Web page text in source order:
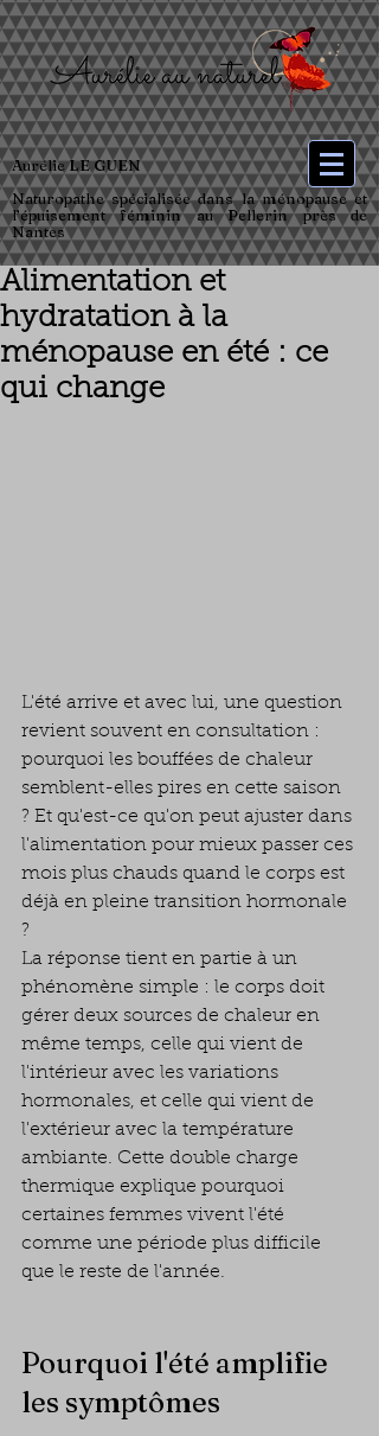
Aurélie LE GUEN
Naturopathe spécialisée dans la ménopause et
l’épuisement féminin au Pellerin près de
Nantes
Alimentation et
hydratation à la
ménopause en été : ce
qui change
L'été arrive et avec lui, une question
revient souvent en consultation :
pourquoi les bouffées de chaleur
semblent-elles pires en cette saison
? Et qu'est-ce qu'on peut ajuster dans
l'alimentation pour mieux passer ces
mois plus chauds quand le corps est
déjà en pleine transition hormonale
?
La réponse tient en partie à un
phénomène simple : le corps doit
gérer deux sources de chaleur en
même temps, celle qui vient de
l'intérieur avec les variations
hormonales, et celle qui vient de
l'extérieur avec la température
ambiante. Cette double charge
thermique explique pourquoi
certaines femmes vivent l'été
comme une période plus difficile
que le reste de l'année.
Pourquoi l'été amplifie
les symptômes